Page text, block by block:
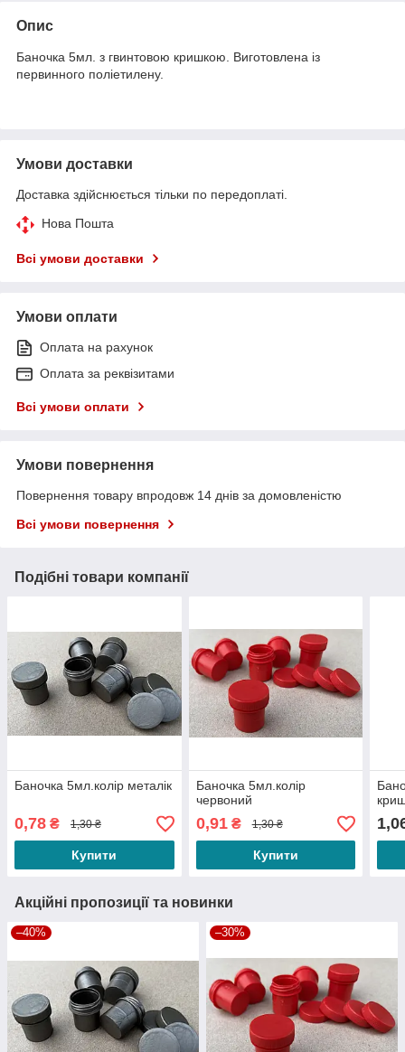
Опис
Баночка 5мл. з гвинтовою кришкою. Виготовлена ​​із
первинного поліетилену.
Умови доставки
Доставка здійснюється тільки по передоплаті.
Нова Пошта
Всі умови доставки
Умови оплати
Оплата на рахунок
Оплата за реквізитами
Всі умови оплати
Умови повернення
Повернення товару впродовж 14 днів за домовленістю
Всі умови повернення
Подібні товари компанії
Баночка 5мл.колір металік
0,78 ₴ 1,30 ₴
Купити
Баночка 5мл.колір
червоний
0,91₴ 1,30 ₴
Купити
Акційні пропозиції та новинки
–40% –30%